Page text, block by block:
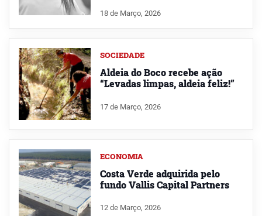
18 de Março, 2026
SOCIEDADE
Aldeia do Boco recebe ação
“Levadas limpas, aldeia feliz!”
17 de Março, 2026
ECONOMIA
Costa Verde adquirida pelo
fundo Vallis Capital Partners
12 de Março, 2026